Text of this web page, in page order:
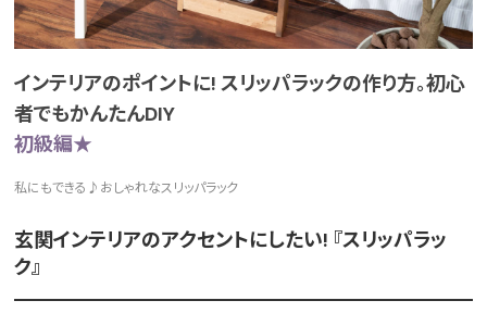
インテリアのポイントに! スリッパラックの作り方。初心
者でもかんたんDIY
初級編★
私にもできる♪おしゃれなスリッパラック
玄関インテリアのアクセントにしたい! 『スリッパラッ
ク』